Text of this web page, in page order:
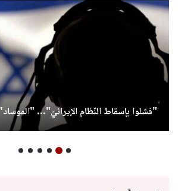
"فشلوا بإسقاط النّظام الإيرانيّ"…